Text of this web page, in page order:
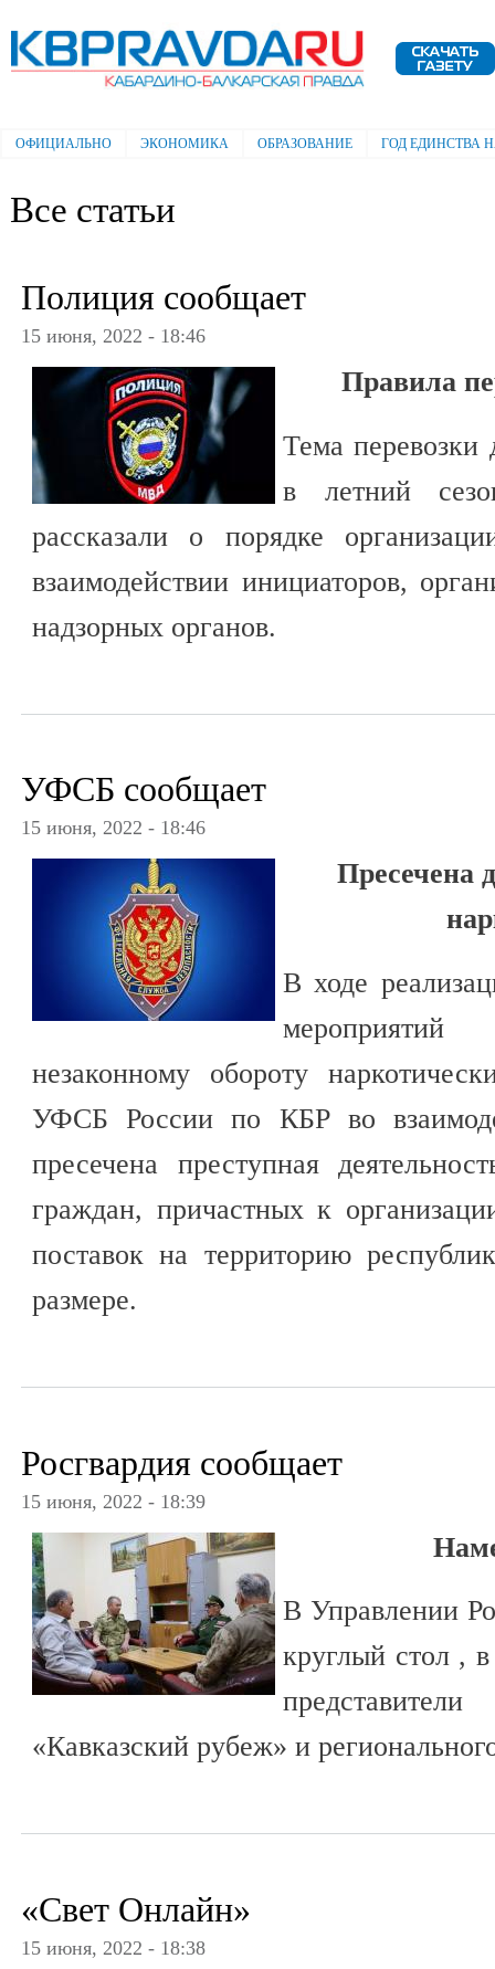
Электронная газета "Кабардино-
Балкарская правда"
Главное меню
ОФИЦИАЛЬНО ЭКОНОМИКА ОБРАЗОВАНИЕ ГОД ЕДИНСТВА
Все статьи
Полиция сообщает
15 июня, 2022 - 18:46
Правила
Тема перевозки
в летний
рассказали о порядке
взаимодействии инициаторов,
надзорных органов.
УФСБ сообщает
15 июня, 2022 - 18:46
Пресечена
В ходе
незаконному обороту
УФСБ России по КБР во
пресечена преступная
граждан, причастных к
поставок на территорию
размере.
Росгвардия сообщает
15 июня, 2022 - 18:39
В Управлении
круглый стол ,
«Кавказский рубеж» и
«Свет Онлайн»
15 июня, 2022 - 18:38